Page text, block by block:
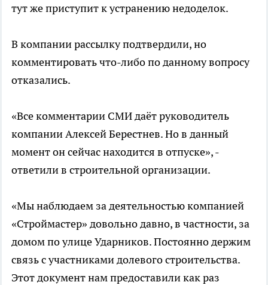
тут же приступит к устранению недоделок.
В компании рассылку подтвердили, но
комментировать что-либо по данному вопросу
отказались.
«Все комментарии СМИ даёт руководитель
компании Алексей Берестнев. Но в данный
момент он сейчас находится в отпуске», -
ответили в строительной организации.
«Мы наблюдаем за деятельностью компанией
«Строймастер» довольно давно, в частности, за
домом по улице Ударников. Постоянно держим
связь с участниками долевого строительства.
Этот документ нам предоставили как раз